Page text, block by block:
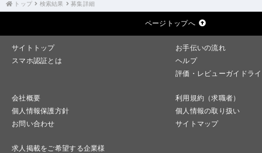
トップ 検索結果 募集詳細
ページトップへ
サイトトップ
お手伝いの流れ
スマホ認証とは
ヘルプ
評価・レビューガイドラ
会社概要
利用規約（求職者）
個人情報保護方針
個人情報の取り扱い
お問い合わせ
サイトマップ
求人掲載をご希望する企業様